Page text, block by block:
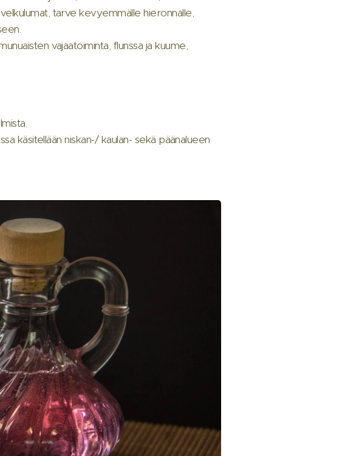
tarve kevyemmälle hieronnalle,
vajaatoiminta, flunssa ja kuume,
käsitellään niskan-/ kaulan- sekä päänalueen